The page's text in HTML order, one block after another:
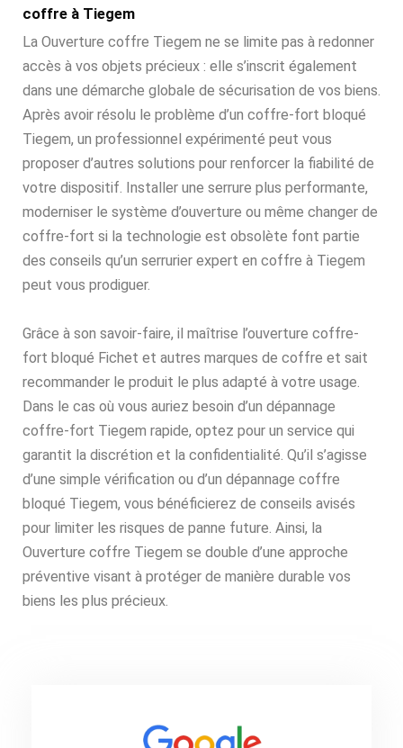
coffre à Tiegem
La Ouverture coffre Tiegem ne se limite pas à redonner
accès à vos objets précieux : elle s’inscrit également
dans une démarche globale de sécurisation de vos biens.
Après avoir résolu le problème d’un coffre-fort bloqué
Tiegem, un professionnel expérimenté peut vous
proposer d’autres solutions pour renforcer la fiabilité de
votre dispositif. Installer une serrure plus performante,
moderniser le système d’ouverture ou même changer de
coffre-fort si la technologie est obsolète font partie
des conseils qu’un serrurier expert en coffre à Tiegem
peut vous prodiguer.
Grâce à son savoir-faire, il maîtrise l’ouverture coffre-
fort bloqué Fichet et autres marques de coffre et sait
recommander le produit le plus adapté à votre usage.
Dans le cas où vous auriez besoin d’un dépannage
coffre-fort Tiegem rapide, optez pour un service qui
garantit la discrétion et la confidentialité. Qu’il s’agisse
d’une simple vérification ou d’un dépannage coffre
bloqué Tiegem, vous bénéficierez de conseils avisés
pour limiter les risques de panne future. Ainsi, la
Ouverture coffre Tiegem se double d’une approche
préventive visant à protéger de manière durable vos
biens les plus précieux.